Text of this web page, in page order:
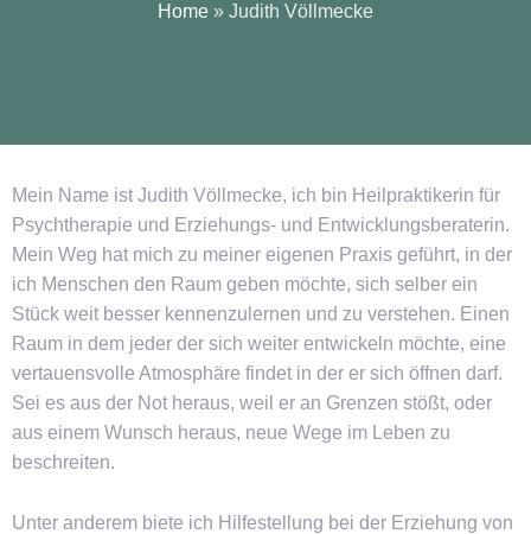
Home » Judith Völlmecke
Mein Name ist Judith Völlmecke, ich bin Heilpraktikerin für
Psychtherapie und Erziehungs- und Entwicklungsberaterin.
Mein Weg hat mich zu meiner eigenen Praxis geführt, in der
ich Menschen den Raum geben möchte, sich selber ein
Stück weit besser kennenzulernen und zu verstehen. Einen
Raum in dem jeder der sich weiter entwickeln möchte, eine
vertauensvolle Atmosphäre findet in der er sich öffnen darf.
Sei es aus der Not heraus, weil er an Grenzen stößt, oder
aus einem Wunsch heraus, neue Wege im Leben zu
beschreiten.
Unter anderem biete ich Hilfestellung bei der Erziehung von